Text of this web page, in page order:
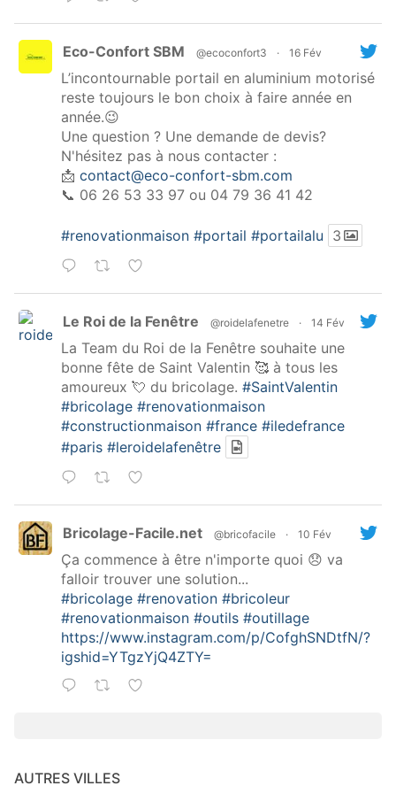
Eco-Confort SBM @ecoconfort3 · 16 Fév
L’incontournable portail en aluminium motorisé
reste toujours le bon choix à faire année en
année.😉
Une question ? Une demande de devis?
N'hésitez pas à nous contacter :
📩 contact@eco-confort-sbm.com
📞 06 26 53 33 97 ou 04 79 36 41 42
#renovationmaison #portail #portailalu 3
Le Roi de la Fenêtre @roidelafenetre · 14 Fév
La Team du Roi de la Fenêtre souhaite une
bonne fête de Saint Valentin 🥰 à tous les
amoureux 💘 du bricolage. #SaintValentin
#bricolage #renovationmaison
#constructionmaison #france #iledefrance
#paris #leroidelafenêtre
Bricolage-Facile.net @bricofacile · 10 Fév
Ça commence à être n'importe quoi 😞 va
falloir trouver une solution...
#bricolage #renovation #bricoleur
#renovationmaison #outils #outillage
https://www.instagram.com/p/CofghSNDtfN/?
igshid=YTgzYjQ4ZTY=
AUTRES VILLES